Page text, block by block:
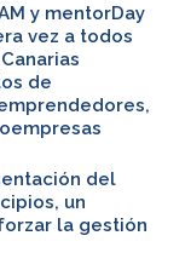
y mentorDay
vez a todos
de
del
un
la gestión